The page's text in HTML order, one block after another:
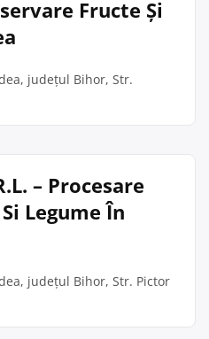
Fructe Și
județul Bihor, Str.
– Procesare
Legume În
județul Bihor, Str. Pictor